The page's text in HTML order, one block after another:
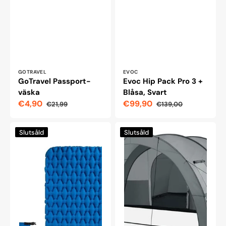
Leverantör:
GOTRAVEL
GoTravel Passport-
väska
Reapris
€4,90
Ordinarie
€21,99
Leverantör:
EVOC
Evoc Hip Pack Pro 3 +
Blåsa, Svart
Reapris
€99,90
Ordinarie
€139,00
Naturehike
Camping
Uppblåsbar
Dubbelmadrass
Luftkudde
120x200x6.5cm,
Slutsåld
Roskilde
tunneltält
personer,
grått
Slutsåld